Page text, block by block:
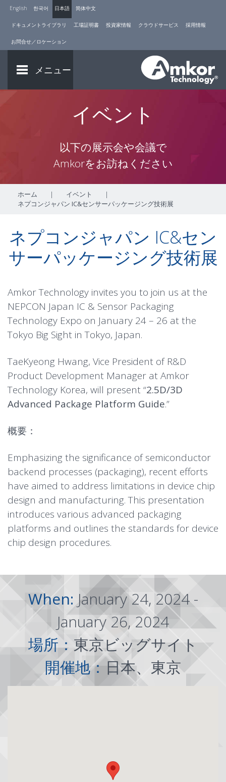
English 한국어 日本語 简体中文
ドキュメントライブラリ 工場証明書 投資家情報 クラウドサービス 採用情報
お問合せ／ロケーション
メニュー
イベント
以下の展示会や会議で
Amkorをお訪ねください
ホーム | イベント
|
ネプコンジャパン IC&センサーパッケージング技術展
ネプコンジャパン IC&セン
サーパッケージング技術展
Amkor Technology invites you to join us at the
NEPCON Japan IC & Sensor Packaging
Technology Expo on January 24 – 26 at the
Tokyo Big Sight in Tokyo, Japan.
TaeKyeong Hwang, Vice President of R&D
Product Development Manager at Amkor
Technology Korea, will present “2.5D/3D
Advanced Package Platform Guide.”
概要：
Emphasizing the significance of semiconductor
backend processes (packaging), recent efforts
have aimed to address limitations in device chip
design and manufacturing. This presentation
introduces various advanced packaging
platforms and outlines the standards for device
chip design procedures.
When:January 24, 2024 -
January 26, 2024
場所： 東京ビッグサイト
開催地： 日本、東京